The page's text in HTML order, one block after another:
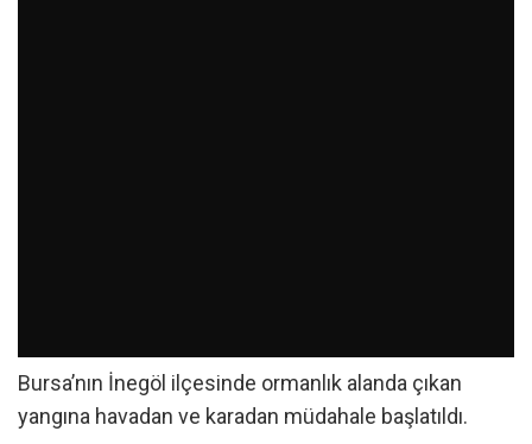
Bursa’nın İnegöl ilçesinde ormanlık alanda çıkan
yangına havadan ve karadan müdahale başlatıldı.